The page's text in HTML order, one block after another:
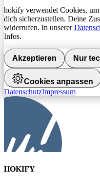
hokify verwendet Cookies,
dich sicherzustellen. Deine
widerrufen. In unserer
Infos.
Akzeptieren Nur
Cookies anpassen
DatenschutzImpressum
HOKIFY